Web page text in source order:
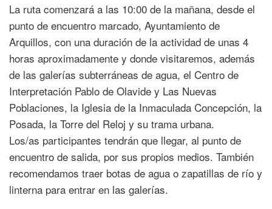
La ruta comenzará a las 10:00 de la mañana, desde el
punto de encuentro marcado, Ayuntamiento de
Arquillos, con una duración de la actividad de unas 4
horas aproximadamente y donde visitaremos, además
de las galerías subterráneas de agua, el Centro de
Interpretación Pablo de Olavide y Las Nuevas
Poblaciones, la Iglesia de la Inmaculada Concepción, la
Posada, la Torre del Reloj y su trama urbana.
Los/as participantes tendrán que llegar, al punto de
encuentro de salida, por sus propios medios. También
recomendamos traer botas de agua o zapatillas de río y
linterna para entrar en las galerías.